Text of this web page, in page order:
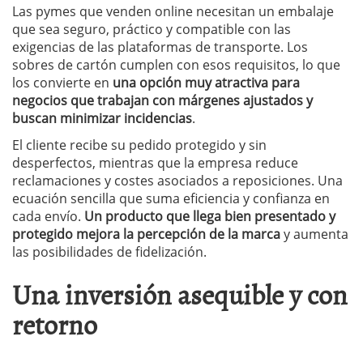
Las pymes que venden online necesitan un embalaje
que sea seguro, práctico y compatible con las
exigencias de las plataformas de transporte. Los
sobres de cartón cumplen con esos requisitos, lo que
los convierte en una opción muy atractiva para
negocios que trabajan con márgenes ajustados y
buscan minimizar incidencias.
El cliente recibe su pedido protegido y sin
desperfectos, mientras que la empresa reduce
reclamaciones y costes asociados a reposiciones. Una
ecuación sencilla que suma eficiencia y confianza en
cada envío. Un producto que llega bien presentado y
protegido mejora la percepción de la marcay aumenta
las posibilidades de fidelización.
Una inversión asequible y con
retorno